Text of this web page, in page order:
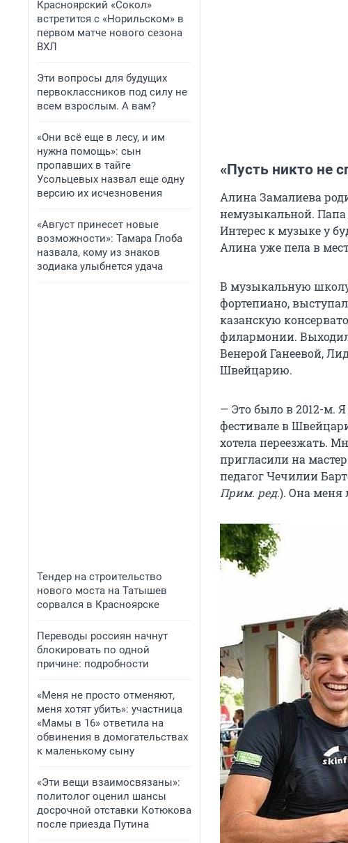
Красноярский «Сокол»
встретится с «Норильском» в
первом матче нового сезона
ВХЛ
Эти вопросы для будущих
первоклассников под силу не
всем взрослым. А вам?
«Они всё еще в лесу, и им
нужна помощь»: сын
пропавших в тайге
Усольцевых назвал еще одну
версию их исчезновения
«Август принесет новые
возможности»: Тамара Глоба
назвала, кому из знаков
зодиака улыбнется удача
Тендер на строительство
нового моста на Татышев
сорвался в Красноярске
Переводы россиян начнут
блокировать по одной
причине: подробности
«Меня не просто отменяют,
меня хотят убить»: участница
«Мамы в 16» ответила на
обвинения в домогательствах
к маленькому сыну
«Эти вещи взаимосвязаны»:
политолог оценил шансы
досрочной отставки Котюкова
после приезда Путина
«Пусть никто не
Алина Замалиева
немузыкальной.
Интерес к музыке у
Алина уже пела в
В музыкальную школу
фортепиано,
казанскую
филармонии.
Венерой Ганеевой,
Швейцарию.
— Это было в 2012-м.
фестивале в
хотела переезжать.
пригласили на
педагог Чечилии
Прим. ред.). Она меня